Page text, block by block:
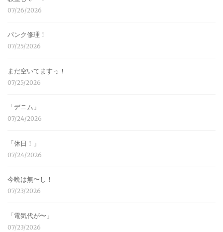
07/26/2026
パンク修理！
07/25/2026
まだ空いてますっ！
07/25/2026
「デニム」
07/24/2026
「休日！」
07/24/2026
今晩は無〜し！
07/23/2026
「電気代が〜」
07/23/2026